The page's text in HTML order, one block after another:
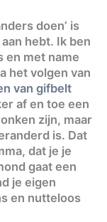
doen’ is
hebt. Ik ben
en met name
het volgen van
van gifbelt
af en toe een
zijn, maar
is. Dat
dat je je
gaat een
je eigen
en nutteloos